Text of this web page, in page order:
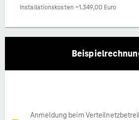
Installationskosten ~1.349,00 Euro
Anmeldung beim